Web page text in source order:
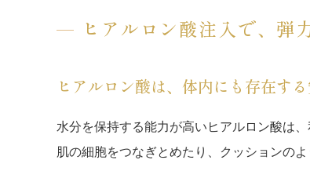
ヒアルロン酸注入で、弾
ヒアルロン酸は、体内にも存在す
水分を保持する能力が高いヒアルロン酸は
肌の細胞をつなぎとめたり、クッションの